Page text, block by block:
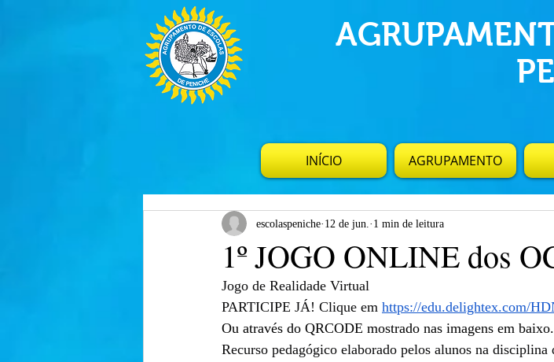
INÍCIO AGRUPAMENTO
1º JOGO ONLINE dos
escolaspeniche 12 de jun. 1 min de leitura
Jogo de Realidade Virtual
PARTICIPE JÁ! Clique em https://edu.delightex.com/
Ou através do QRCODE mostrado nas imagens em baixo.
Recurso pedagógico elaborado pelos alunos na